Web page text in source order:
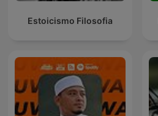
Estoicismo Filosofia